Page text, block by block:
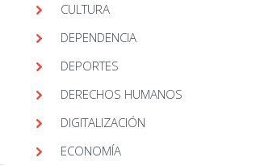
CULTURA
DEPENDENCIA
DEPORTES
DERECHOS HUMANOS
DIGITALIZACIÓN
ECONOMÍA